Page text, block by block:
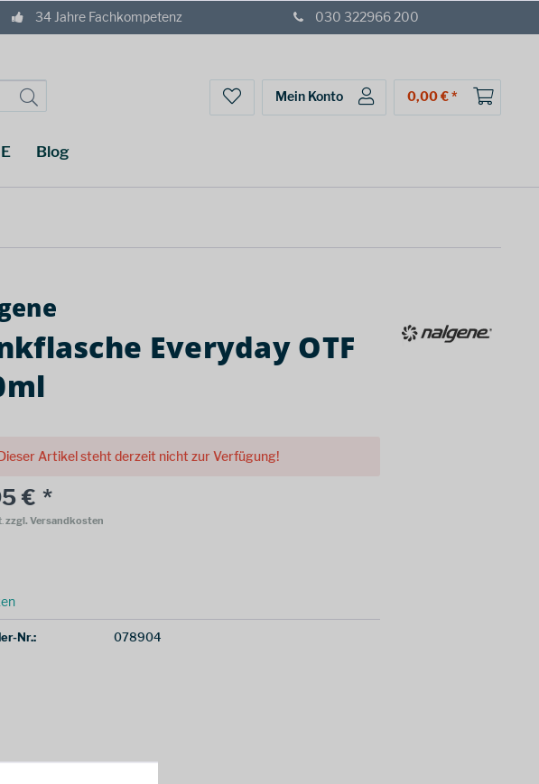
34 Jahre Fachkompetenz 030 322966 200
Mein Konto 0,00 € *
Blog
Everyday OTF
Artikel steht derzeit nicht zur Verfügung!
€ *
zzgl. Versandkosten
Nr.: 078904